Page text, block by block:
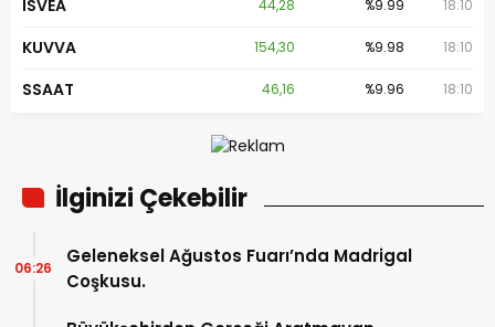
ISVEA 44,28 %9.99 18:10
KUVVA 154,30 %9.98 18:10
SSAAT 46,16 %9.96 18:10
İlginizi Çekebilir
Geleneksel Ağustos Fuarı’nda Madrigal
Coşkusu.
06:26